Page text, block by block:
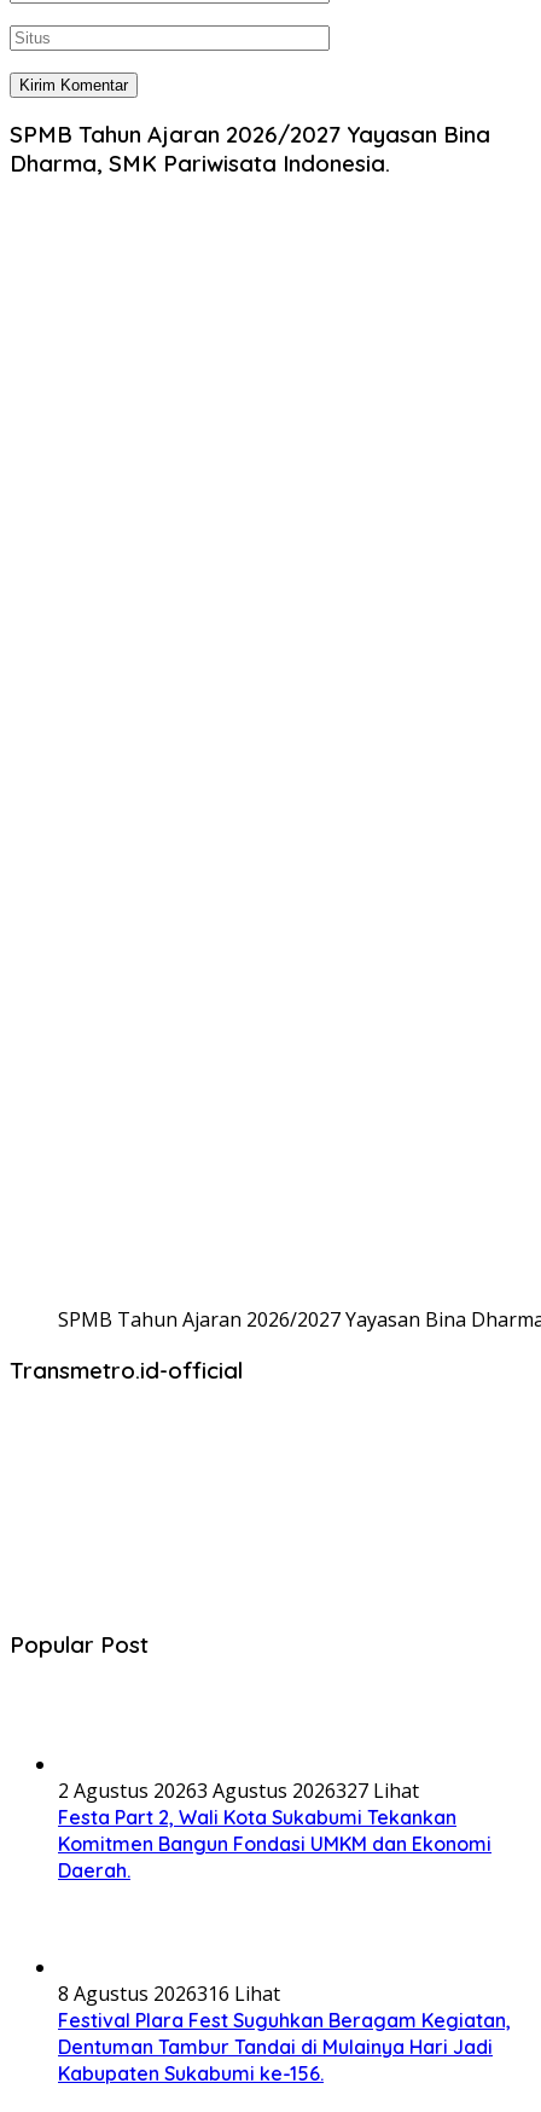
SPMB Tahun Ajaran 2026/2027 Yayasan Bina
Dharma, SMK Pariwisata Indonesia.
SPMB Tahun Ajaran 2026/2027 Yayasan Bina
Transmetro.id-official
Popular Post
2 Agustus 20263 Agustus 2026327 Lihat
Festa Part 2, Wali Kota Sukabumi Tekankan
Komitmen Bangun Fondasi UMKM dan Ekonomi
Daerah.
8 Agustus 2026316 Lihat
Festival Plara Fest Suguhkan Beragam Kegiatan,
Dentuman Tambur Tandai di Mulainya Hari Jadi
Kabupaten Sukabumi ke-156.